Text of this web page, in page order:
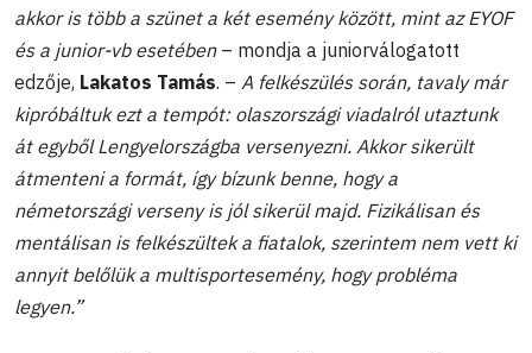
akkor is több a szünet a két esemény között, mint az EYOF
és a junior-vb esetében– mondja a juniorválogatott
edzője, Lakatos Tamás. – A felkészülés során, tavaly már
kipróbáltuk ezt a tempót: olaszországi viadalról utaztunk
át egyből Lengyelországba versenyezni. Akkor sikerült
átmenteni a formát, így bízunk benne, hogy a
németországi verseny is jól sikerül majd. Fizikálisan és
mentálisan is felkészültek a fiatalok, szerintem nem vett ki
annyit belőlük a multisportesemény, hogy probléma
legyen.”